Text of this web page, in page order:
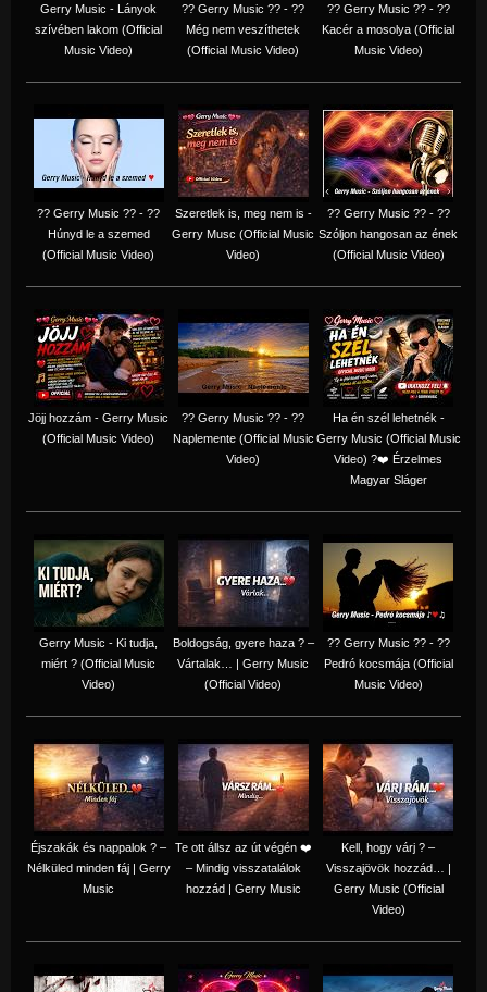
Gerry Music - Lányok
szívében lakom (Official
Music Video)
?? Gerry Music ?? - ??
Még nem veszíthetek
(Official Music Video)
?? Gerry Music ?? - ??
Kacér a mosolya (Official
Music Video)
?? Gerry Music ?? - ??
Húnyd le a szemed
(Official Music Video)
Szeretlek is, meg nem is -
Gerry Musc (Official Music
Video)
?? Gerry Music ?? - ??
Szóljon hangosan az ének
(Official Music Video)
Jöjj hozzám - Gerry Music
(Official Music Video)
?? Gerry Music ?? - ??
Naplemente (Official Music
Video)
Ha én szél lehetnék -
Gerry Music (Official Music
Video) ?️❤️ Érzelmes
Magyar Sláger
Gerry Music - Ki tudja,
miért ? (Official Music
Video)
Boldogság, gyere haza ? –
Vártalak… | Gerry Music
(Official Video)
?? Gerry Music ?? - ??
Pedró kocsmája (Official
Music Video)
Éjszakák és nappalok ? –
Nélküled minden fáj | Gerry
Music
Te ott állsz az út végén ❤️
– Mindig visszatalálok
hozzád | Gerry Music
Kell, hogy várj ? –
Visszajövök hozzád… |
Gerry Music (Official
Video)